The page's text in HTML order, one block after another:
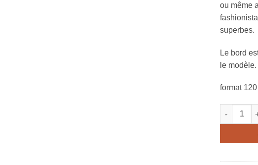
ou même
superbes.
Le bord
le modèle.
format
quantité